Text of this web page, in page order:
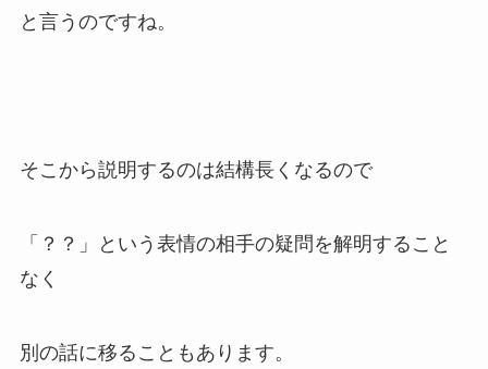
と言うのですね。
そこから説明するのは結構長くなるので
「？？」という表情の相手の疑問を解明すること
なく
別の話に移ることもあります。